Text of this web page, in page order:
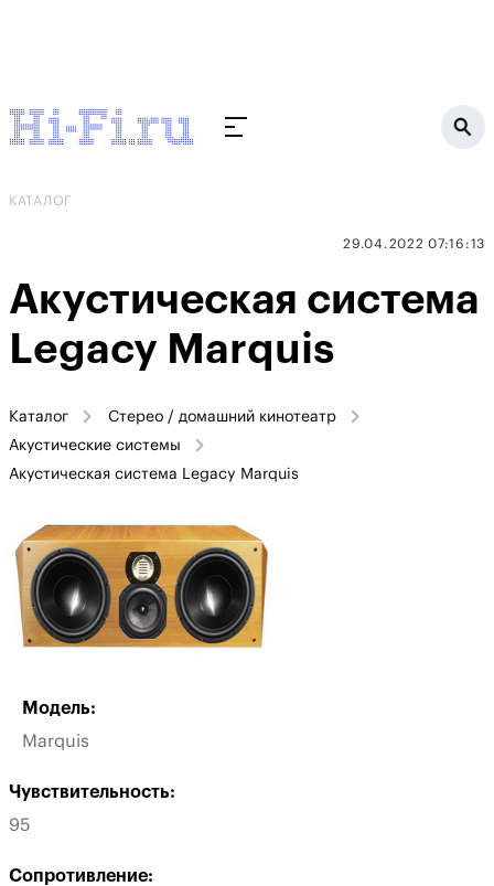
КАТАЛОГ
29.04.2022 07:16:13
Акустическая система
Legacy Marquis
Каталог
Стерео / домашний кинотеатр
Акустические системы
Акустическая система Legacy Marquis
Модель:
Marquis
Чувствительность:
95
Сопротивление: